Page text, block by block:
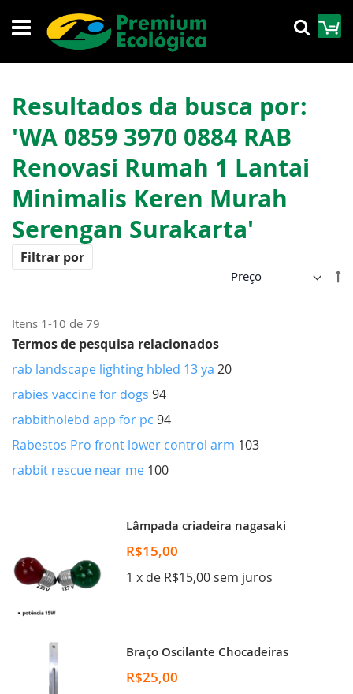
para
o
Resultados da busca por:
'WA 0859 3970 0884 RAB
Renovasi Rumah 1 Lantai
Minimalis Keren Murah
Serengan Surakarta'
Itens 1-10 de 79
Termos de pesquisa relacionados
rab landscape lighting hbled 13 ya 20
rabies vaccine for dogs 94
rabbitholebd app for pc 94
Rabestos Pro front lower control arm 103
rabbit rescue near me 100
Lâmpada criadeira nagasaki
R$15,00
1 x de R$15,00 sem juros
Braço Oscilante Chocadeiras
R$25,00
Filtrar por